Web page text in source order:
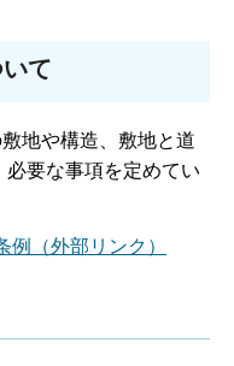
て
地や構造、敷地と道
要な事項を定めてい
例（外部リンク）